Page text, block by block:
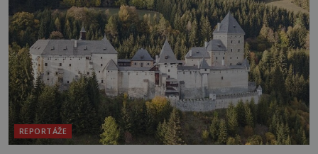
1873 kilometrů, nachá
REPORTÁŽE